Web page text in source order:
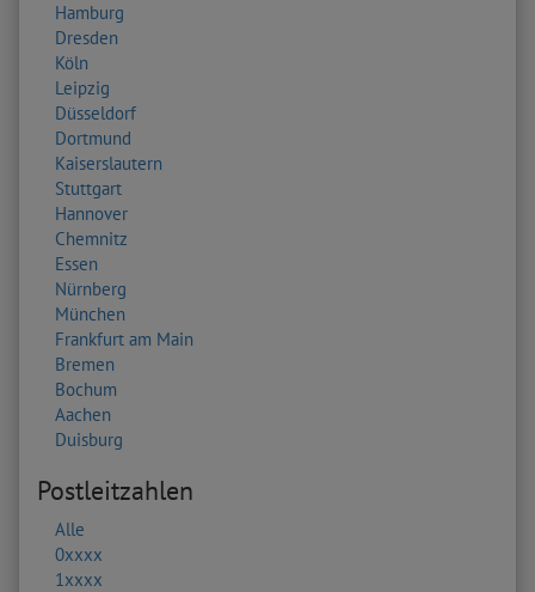
Hamburg
Dresden
Köln
Leipzig
Düsseldorf
Dortmund
Kaiserslautern
Stuttgart
Hannover
Chemnitz
Essen
Nürnberg
München
Frankfurt am Main
Bremen
Bochum
Aachen
Duisburg
Postleitzahlen
Alle
0xxxx
1xxxx